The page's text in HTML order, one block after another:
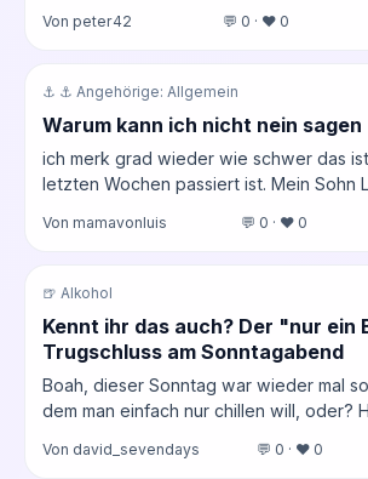
Von peter42 💬 0 · ❤️ 0
⚓ ⚓ Angehörige: Allgemein
Warum kann ich nicht nein sagen
ich merk grad wieder wie schwer das
letzten Wochen passiert ist. Mein Sohn
Von mamavonluis 💬 0 · ❤️ 0
🍺 Alkohol
Kennt ihr das auch? Der "nur ein
Trugschluss am Sonntagabend
Boah, dieser Sonntag war wieder mal
dem man einfach nur chillen will, oder?
Von david_sevendays 💬 0 · ❤️ 0